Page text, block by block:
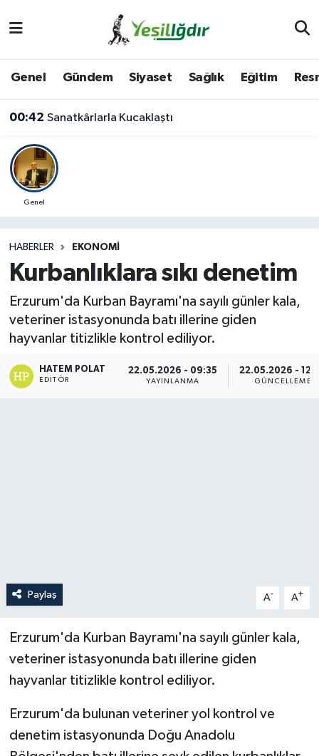
Genel Gündem Siyaset Sağlık Eğitim
00:42 Sanatkârlarla Kucaklaştı
Genel
HABERLER EKONOMI
Kurbanlıklara sıkı denetim
Erzurum'da Kurban Bayramı'na sayılı günler kala,
veteriner istasyonunda batı illerine giden
hayvanlar titizlikle kontrol ediliyor.
HATEM POLAT
EDITÖR
22.05.2026 - 09:35
YAYINLANMA
22.05.2026 -
GÜNCELLEME
Paylaş A- A+
Erzurum'da Kurban Bayramı'na sayılı günler kala,
veteriner istasyonunda batı illerine giden
hayvanlar titizlikle kontrol ediliyor.
Erzurum'da bulunan veteriner yol kontrol ve
denetim istasyonunda Doğu Anadolu
Iğdır Trafik Yoğunluk Haritası
Süper Lig Puan Durumu ve Fikstür
Son Dakika Haberleri
Haber Arşivi